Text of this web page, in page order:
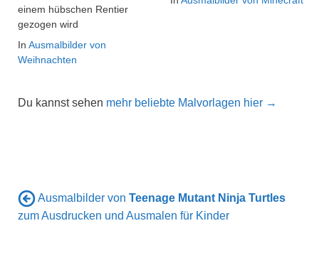
einem hübschen Rentier
gezogen wird
In Ausmalbilder von
Weihnachten
Du kannst sehen mehr beliebte Malvorlagen hier →
Ausmalbilder von Teenage Mutant Ninja Turtles
zum Ausdrucken und Ausmalen für Kinder